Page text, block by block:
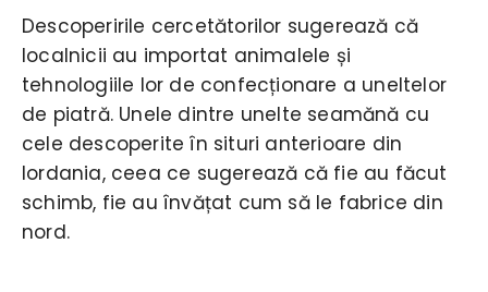
Descoperirile cercetătorilor sugerează că
localnicii au importat animalele și
tehnologiile lor de confecționare a uneltelor
de piatră. Unele dintre unelte seamănă cu
cele descoperite în situri anterioare din
Iordania, ceea ce sugerează că fie au făcut
schimb, fie au învățat cum să le fabrice din
nord.